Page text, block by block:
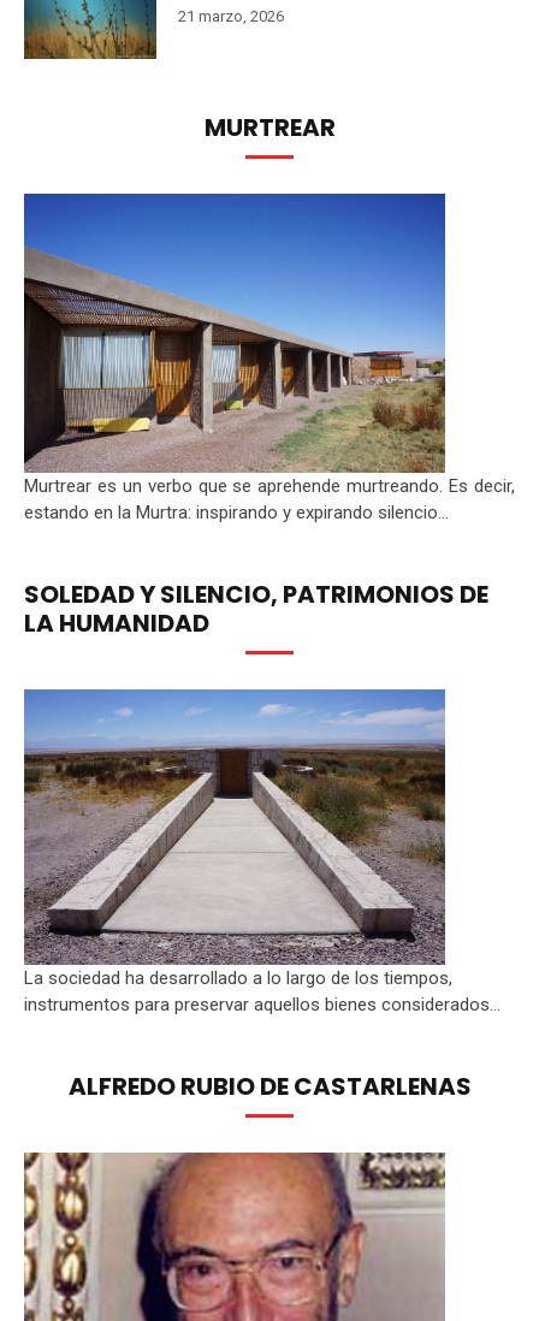
21 marzo, 2026
MURTREAR
Murtrear es un verbo que se aprehende murtreando. Es decir,
estando en la Murtra: inspirando y expirando silencio...
SOLEDAD Y SILENCIO, PATRIMONIOS DE
LA HUMANIDAD
La sociedad ha desarrollado a lo largo de los tiempos,
instrumentos para preservar aquellos bienes considerados...
ALFREDO RUBIO DE CASTARLENAS